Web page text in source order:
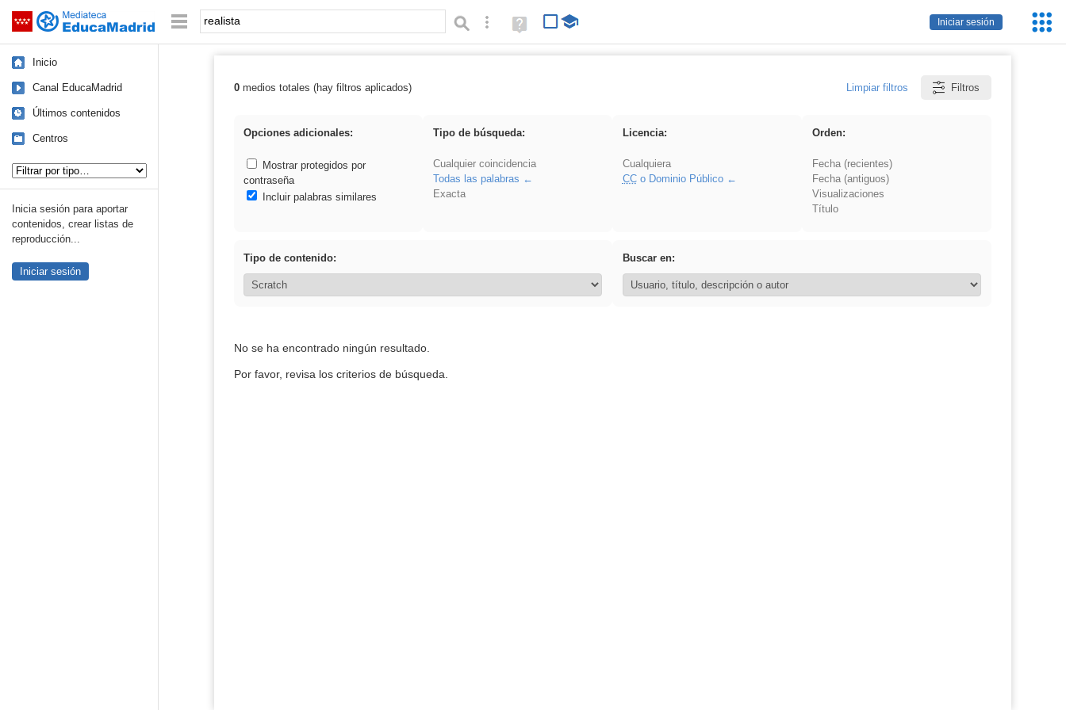
Saltar navegación
Iniciar sesión
Palabra o frase: Búsqueda avanzada
Ayuda
(en
Inicio
Canal EducaMadrid
Últimos contenidos
Centros
Inicia sesión para aportar
contenidos, crear listas de
reproducción...
Iniciar sesión
Resultados de: realista
0medios totales (hay filtros aplicados) Limpiar filtros Filtros
Opciones adicionales:
Mostrar protegidos por
contraseña
Incluir palabras similares
Tipo de búsqueda:
Cualquier coincidencia
Todas las palabras
Exacta
Licencia:
Cualquiera
CCo Dominio Público
Orden:
Fecha (recientes)
Fecha (antiguos)
Visualizaciones
Título
Tipo de contenido: Buscar en:
No se ha encontrado ningún resultado.
Por favor, revisa los criterios de búsqueda.